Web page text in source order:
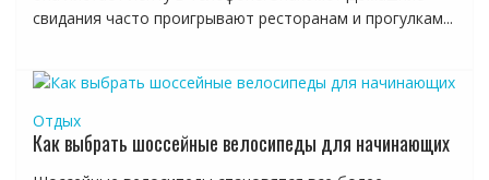
свидания часто проигрывают ресторанам и прогулкам...
Отдых
Как выбрать шоссейные велосипеды для начинающих